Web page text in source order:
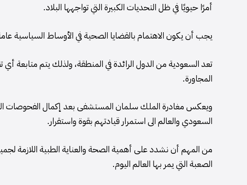
أمرًا حيويًا في ظل التحديات الكبيرة التي تواجهها البلاد.
يجب أن يكون الاهتمام بالقضايا الصحية في الأوساط السياسية
تعد السعودية من الدول الرائدة في المنطقة، ولذلك يتم
المجاورة.
ويعكس مغادرة الملك سلمان المستشفى بعد إكمال الفحوصات
السعودي والعالم الى استمرار قيادتهم بقوة واستقرار.
من المهم أن نشدد على أهمية الصحة والعناية الطبية اللازمة
الصعبة التي يمر بها العالم اليوم.